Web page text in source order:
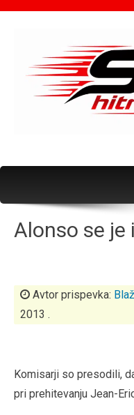
Alonso se je
Avtor prispevka:
2013 .
Komisarji so presodili,
pri prehitevanju Jean-